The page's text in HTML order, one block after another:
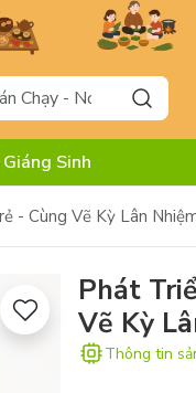
Sinh
- Cùng Vẽ Kỳ Lân
Phát
Vẽ Kỳ
Thông tin